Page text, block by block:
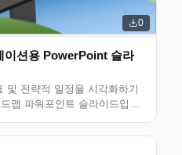
0
이션용 PowerPoint 슬라
및 전략적 일정을 시각화하기
맵 파워포인트 슬라이드입니